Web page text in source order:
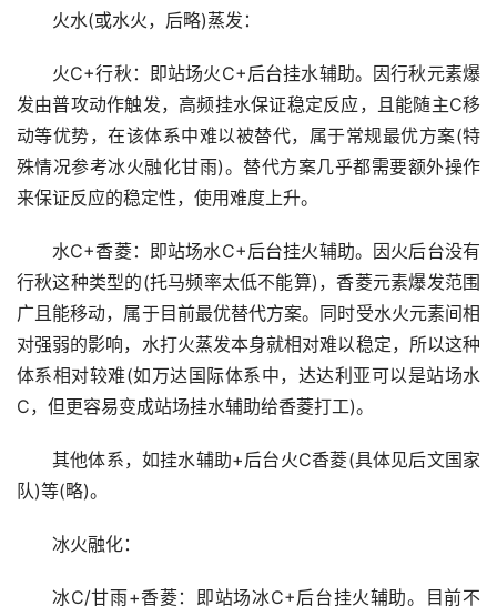
火水(或水火，后略)蒸发：
火C+行秋：即站场火C+后台挂水辅助。因行秋元素爆
发由普攻动作触发，高频挂水保证稳定反应，且能随主C移
动等优势，在该体系中难以被替代，属于常规最优方案(特
殊情况参考冰火融化甘雨)。替代方案几乎都需要额外操作
来保证反应的稳定性，使用难度上升。
水C+香菱：即站场水C+后台挂火辅助。因火后台没有
行秋这种类型的(托马频率太低不能算)，香菱元素爆发范围
广且能移动，属于目前最优替代方案。同时受水火元素间相
对强弱的影响，水打火蒸发本身就相对难以稳定，所以这种
体系相对较难(如万达国际体系中，达达利亚可以是站场水
C，但更容易变成站场挂水辅助给香菱打工)。
其他体系，如挂水辅助+后台火C香菱(具体见后文国家
队)等(略)。
冰火融化：
冰C/甘雨+香菱：即站场冰C+后台挂火辅助。目前不